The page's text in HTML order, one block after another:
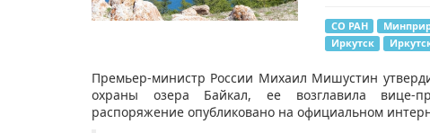
СО РАН
Иркутск
Премьер-министр России Михаил Мишустин
охраны озера Байкал, ее возглавила вице-
распоряжение опубликовано на официальном